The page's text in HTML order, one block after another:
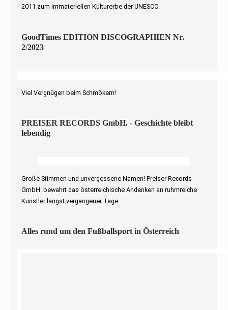
2011 zum immateriellen Kulturerbe der UNESCO.
GoodTimes EDITION DISCOGRAPHIEN Nr.
2/2023
Viel Vergnügen beim Schmökern!
PREISER RECORDS GmbH. - Geschichte bleibt
lebendig
Große Stimmen und unvergessene Namen! Preiser Records
GmbH. bewahrt das österreichische Andenken an ruhmreiche
Künstler längst vergangener Tage.
Alles rund um den Fußballsport in Österreich